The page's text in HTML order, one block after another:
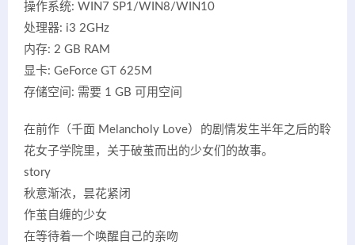
操作系统: WIN7 SP1/WIN8/WIN10
处理器: i3 2GHz
内存: 2 GB RAM
显卡: GeForce GT 625M
存储空间: 需要 1 GB 可用空间
在前作（千面 Melancholy Love）的剧情发生半年之后的聆
花女子学院里，关于破茧而出的少女们的故事。
story
秋意渐浓，昙花紧闭
作茧自缠的少女
在等待着一个唤醒自己的亲吻